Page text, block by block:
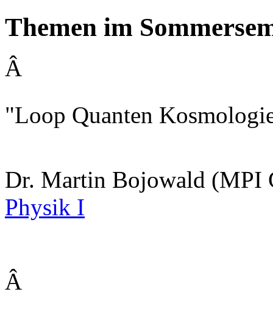
Themen im
Â
"Loop Quanten
Dr. Martin Bojowald (MPI
Physik I
Â